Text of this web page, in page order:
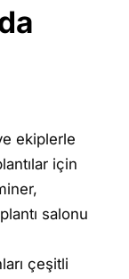
ekiplerle
için
salonu
çeşitli